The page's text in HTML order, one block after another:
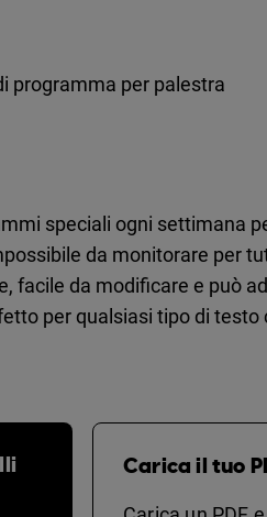
programma per palestra
speciali ogni settimana
da monitorare per
facile da modificare e può
per qualsiasi tipo di testo
Carica il tuo